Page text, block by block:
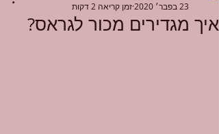
איך מגדירים מכור לגראס?
23 בפבר׳ 2020
זמן קריאה 2 דקות